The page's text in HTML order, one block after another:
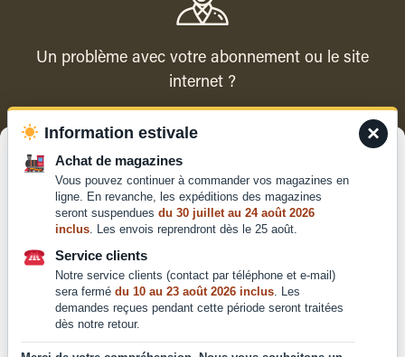
Pour offrir les meilleures expériences, nous utilisons des technologies
telles que les cookies pour stocker et/ou accéder aux informations des
appareils. Le fait de consentir à ces technologies nous permettra de
traiter des données telles que le comportement de navigation ou les ID
uniques sur ce site. Le fait de ne pas consentir ou de retirer son
consentement peut avoir un effet négatif sur certaines caractéristiques
et fonctions.
Accepter
Un problème avec votre abonnement ou le site
internet ?
Contacter le service client
Mentions légales
Conditions générales de
vente et d'utilisation
confidentialité
×
Information estivale
Achat de magazines
Vous pouvez continuer à commander vos magazines en
ligne. En revanche, les expéditions des magazines
seront suspendues du 30 juillet au 24 août 2026
inclus. Les envois reprendront dès le 25 août.
Service clients
Notre service clients (contact par téléphone et e-mail)
sera fermé du 10 au 23 août 2026 inclus. Les
demandes reçues pendant cette période seront traitées
dès notre retour.